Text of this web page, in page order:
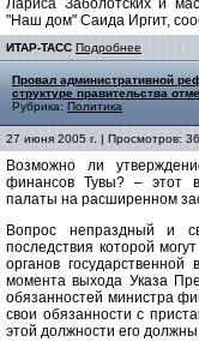
Лариса Заболотских и
"Наш дом" Саида Иргит,
ИТАР-ТАСС Подробнее
Провал административной
структуре правительства
Рубрика: Политика
27 июня 2005 г. | Просмотров:
Возможно ли
финансов Тувы? – этот
палаты на расширенном
Вопрос непраздный и
последствия которой
органов
момента выхода Указа
обязанностей министра
свои обязанности с
этой должности его